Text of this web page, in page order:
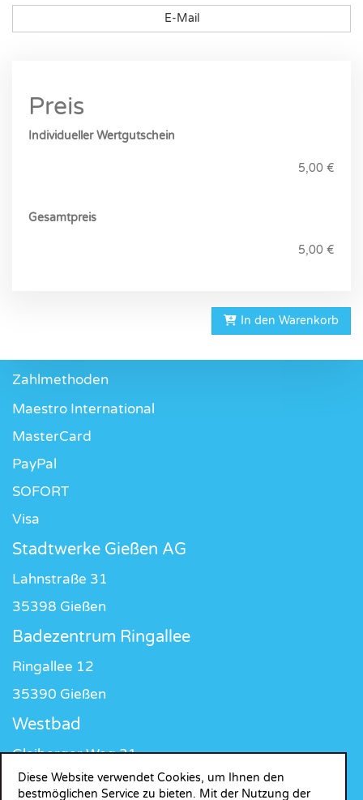
E-Mail
Preis
Individueller Wertgutschein
5,00 €
Gesamtpreis
5,00 €
In den Warenkorb
Zahlmethoden
Maestro International
MasterCard
PayPal
SOFORT
Visa
Stadtwerke Gießen AG
Lahnstraße 31
35398 Gießen
Badezentrum Ringallee
Ringallee 12
35390 Gießen
Westbad
Gleiberger Weg 31
35398 Gießen
Diese Website verwendet Cookies, um Ihnen den
bestmöglichen Service zu bieten. Mit der Nutzung der